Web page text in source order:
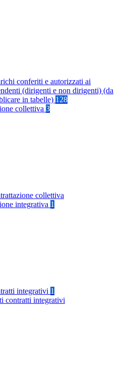
conferiti e autorizzati ai
(dirigenti e non dirigenti) (da
in tabelle) 128
collettiva 3
collettiva
integrativa 1
integrativi 1
contratti integrativi